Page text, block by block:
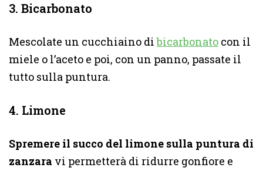
3. Bicarbonato
Mescolate un cucchiaino dibicarbonato con il
miele o l’aceto e poi, con un panno, passate il
tutto sulla puntura.
4. Limone
Spremere il succo del limone sulla puntura di
zanzara vi permetterà di ridurre gonfiore e